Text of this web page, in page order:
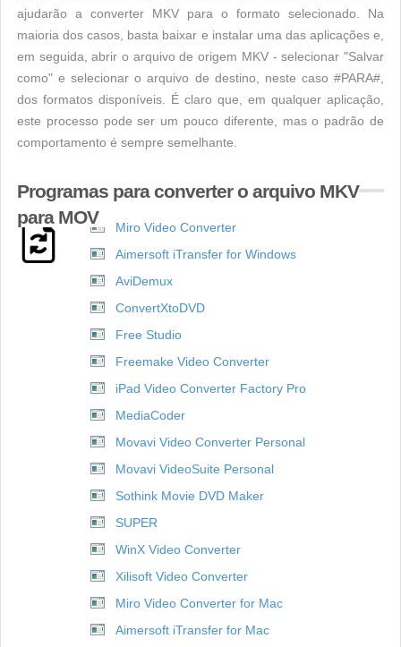
ajudarão a converter MKV para o formato selecionado. Na
maioria dos casos, basta baixar e instalar uma das aplicações e,
em seguida, abrir o arquivo de origem MKV - selecionar "Salvar
como" e selecionar o arquivo de destino, neste caso #PARA#,
dos formatos disponíveis. É claro que, em qualquer aplicação,
este processo pode ser um pouco diferente, mas o padrão de
comportamento é sempre semelhante.
Programas para converter o arquivo MKV
para MOV
Miro Video Converter
Aimersoft iTransfer for Windows
AviDemux
ConvertXtoDVD
Free Studio
Freemake Video Converter
iPad Video Converter Factory Pro
MediaCoder
Movavi Video Converter Personal
Movavi VideoSuite Personal
Sothink Movie DVD Maker
SUPER
WinX Video Converter
Xilisoft Video Converter
Miro Video Converter for Mac
Aimersoft iTransfer for Mac